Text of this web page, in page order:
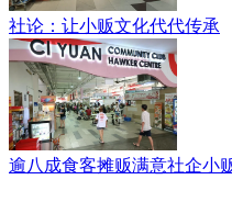
社论：让小贩文化代代传承
逾八成食客摊贩满意社企小